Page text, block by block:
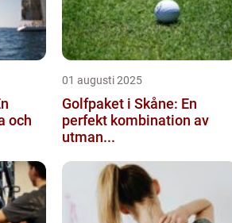
och
01 augusti 2025
Golfpaket i Skåne: En
perfekt kombination av
utman...